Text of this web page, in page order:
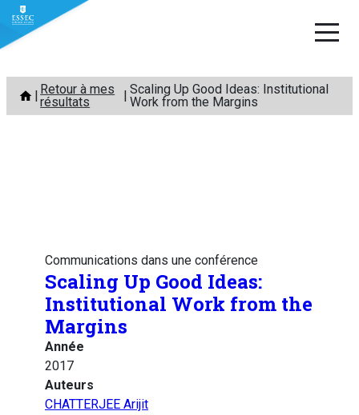
Aller
contenu
Retour à mes
résultats
Scaling Up Good Ideas: Institutional
Work from the Margins
Communications dans une conférence
Scaling Up Good Ideas:
Institutional Work from the
Margins
Année
2017
Auteurs
CHATTERJEE Arijit